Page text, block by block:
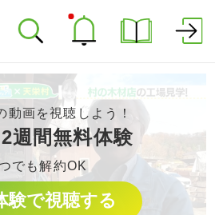
動画を視聴しよう！
週間無料体験
でも解約OK
験で視聴する